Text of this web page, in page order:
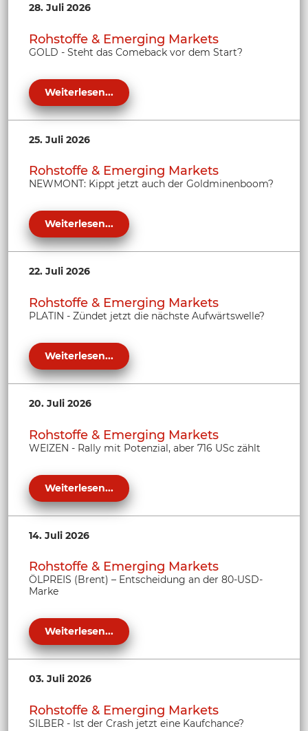
28. Juli 2026
Rohstoffe & Emerging Markets
GOLD - Steht das Comeback vor dem Start?
Weiterlesen...
25. Juli 2026
Rohstoffe & Emerging Markets
NEWMONT: Kippt jetzt auch der Goldminenboom?
Weiterlesen...
22. Juli 2026
Rohstoffe & Emerging Markets
PLATIN - Zündet jetzt die nächste Aufwärtswelle?
Weiterlesen...
20. Juli 2026
Rohstoffe & Emerging Markets
WEIZEN - Rally mit Potenzial, aber 716 USc zählt
Weiterlesen...
14. Juli 2026
Rohstoffe & Emerging Markets
ÖLPREIS (Brent) – Entscheidung an der 80-USD-
Marke
Weiterlesen...
03. Juli 2026
Rohstoffe & Emerging Markets
SILBER - Ist der Crash jetzt eine Kaufchance?